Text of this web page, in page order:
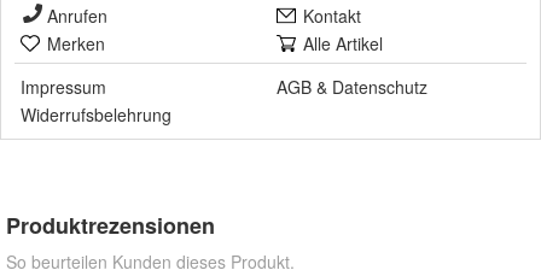
Anrufen
Kontakt
Merken
Alle Artikel
Impressum
AGB & Datenschutz
Widerrufsbelehrung
Produktrezensionen
So beurteilen Kunden dieses Produkt.